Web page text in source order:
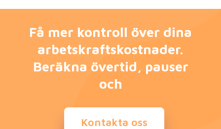
Få mer kontroll över dina
arbetskraftskostnader.
Beräkna övertid, pauser
och
Kontakta oss